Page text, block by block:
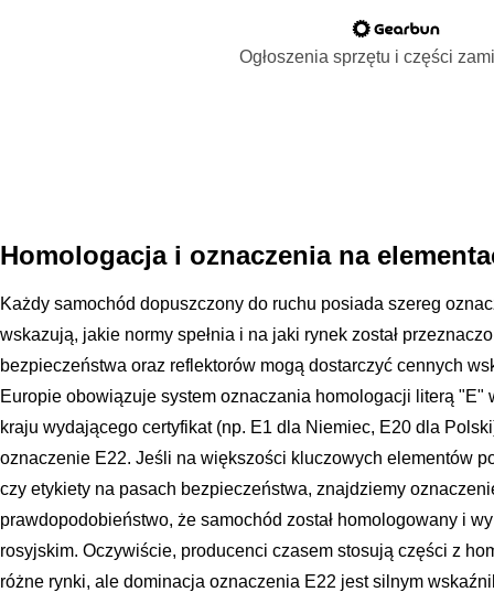
Ogłoszenia sprzętu i części
Homologacja i oznaczenia na
Każdy samochód dopuszczony do ruchu posiada szereg
wskazują, jakie normy spełnia i na jaki rynek został
bezpieczeństwa oraz reflektorów mogą dostarczyć cennych
Europie obowiązuje system oznaczania homologacji literą "E"
kraju wydającego certyfikat (np. E1 dla Niemiec, E20 dla
oznaczenie E22. Jeśli na większości kluczowych elementów
czy etykiety na pasach bezpieczeństwa, znajdziemy
prawdopodobieństwo, że samochód został homologowany i
rosyjskim. Oczywiście, producenci czasem stosują części z
różne rynki, ale dominacja oznaczenia E22 jest silnym